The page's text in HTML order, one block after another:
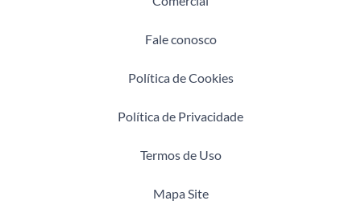
Fale conosco
Política de Cookies
Política de Privacidade
Termos de Uso
Mapa Site